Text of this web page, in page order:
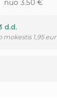
nuo 3.50 €
d.d.
mokestis 1,95 eur